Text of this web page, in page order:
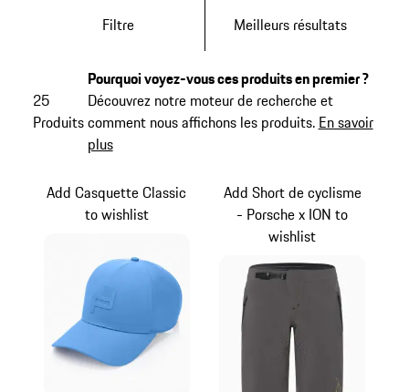
Filtre
Meilleurs résultats
25
Produits
Pourquoi voyez-vous ces produits en premier ?
Découvrez notre moteur de recherche et
comment nous affichons les produits. En savoir
plus
Add Casquette Classic
to wishlist
Add Short de cyclisme
- Porsche x ION to
wishlist